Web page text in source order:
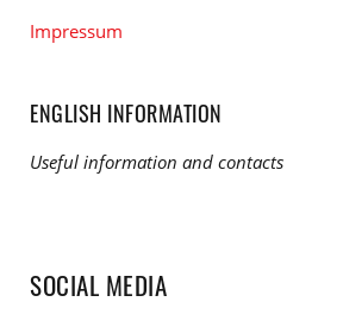
Impressum
ENGLISH INFORMATION
Useful information and contacts
SOCIAL MEDIA